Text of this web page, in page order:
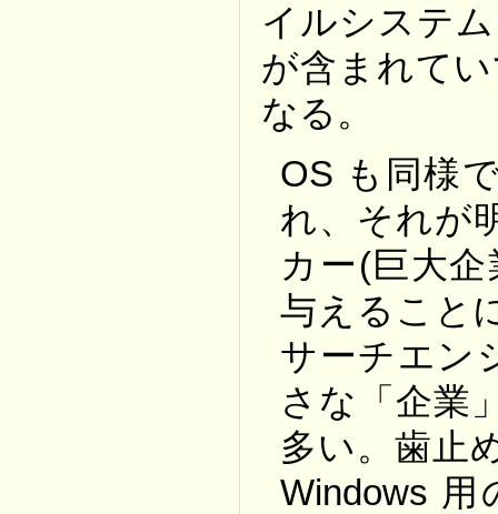
イルシステ
が含まれて
なる。
OS も同様
れ、それが
カー(巨大
与えること
サーチエン
さな「企業
多い。歯止
Windows